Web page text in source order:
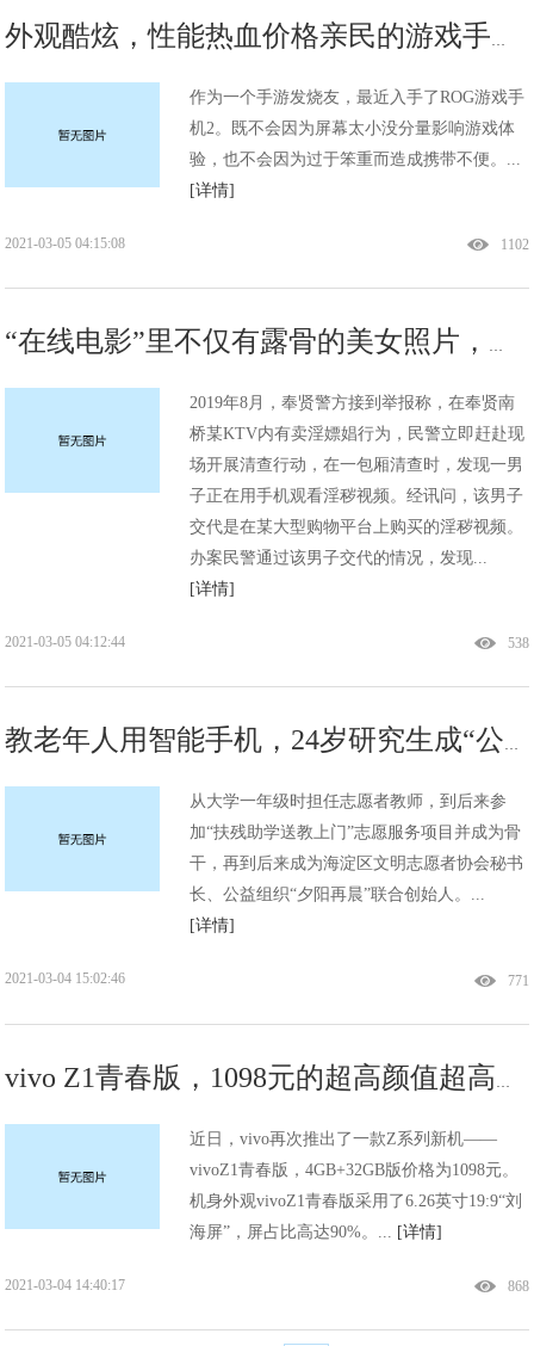
作为一个手游发烧友，最近入手了ROG游戏手
机2。既不会因为屏幕太小没分量影响游戏体
验，也不会因为过于笨重而造成携带不便。...
[详情]
1102
2021-03-05 04:15:08
“在线电影”里不仅有露骨的美女照片，还有淫秽视频，网店店主被公诉!
2019年8月，奉贤警方接到举报称，在奉贤南
桥某KTV内有卖淫嫖娼行为，民警立即赶赴现
场开展清查行动，在一包厢清查时，发现一男
子正在用手机观看淫秽视频。经讯问，该男子
交代是在某大型购物平台上购买的淫秽视频。
办案民警通过该男子交代的情况，发现...
[详情]
538
2021-03-05 04:12:44
教老年人用智能手机，24岁研究生成“公益达人”!
从大学一年级时担任志愿者教师，到后来参
加“扶残助学送教上门”志愿服务项目并成为骨
干，再到后来成为海淀区文明志愿者协会秘书
长、公益组织“夕阳再晨”联合创始人。...
[详情]
771
2021-03-04 15:02:46
近日，vivo再次推出了一款Z系列新机——
vivoZ1青春版，4GB+32GB版价格为1098元。
机身外观vivoZ1青春版采用了6.26英寸19:9“刘
海屏”，屏占比高达90%。... [详情]
868
2021-03-04 14:40:17